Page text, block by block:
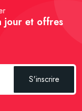
jour et offres
S'inscrire